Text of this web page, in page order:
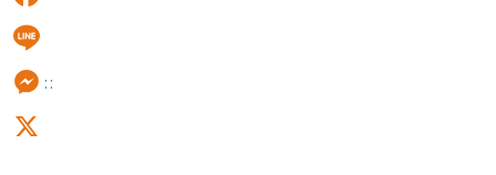
:::
Facebook
Line
Messenger